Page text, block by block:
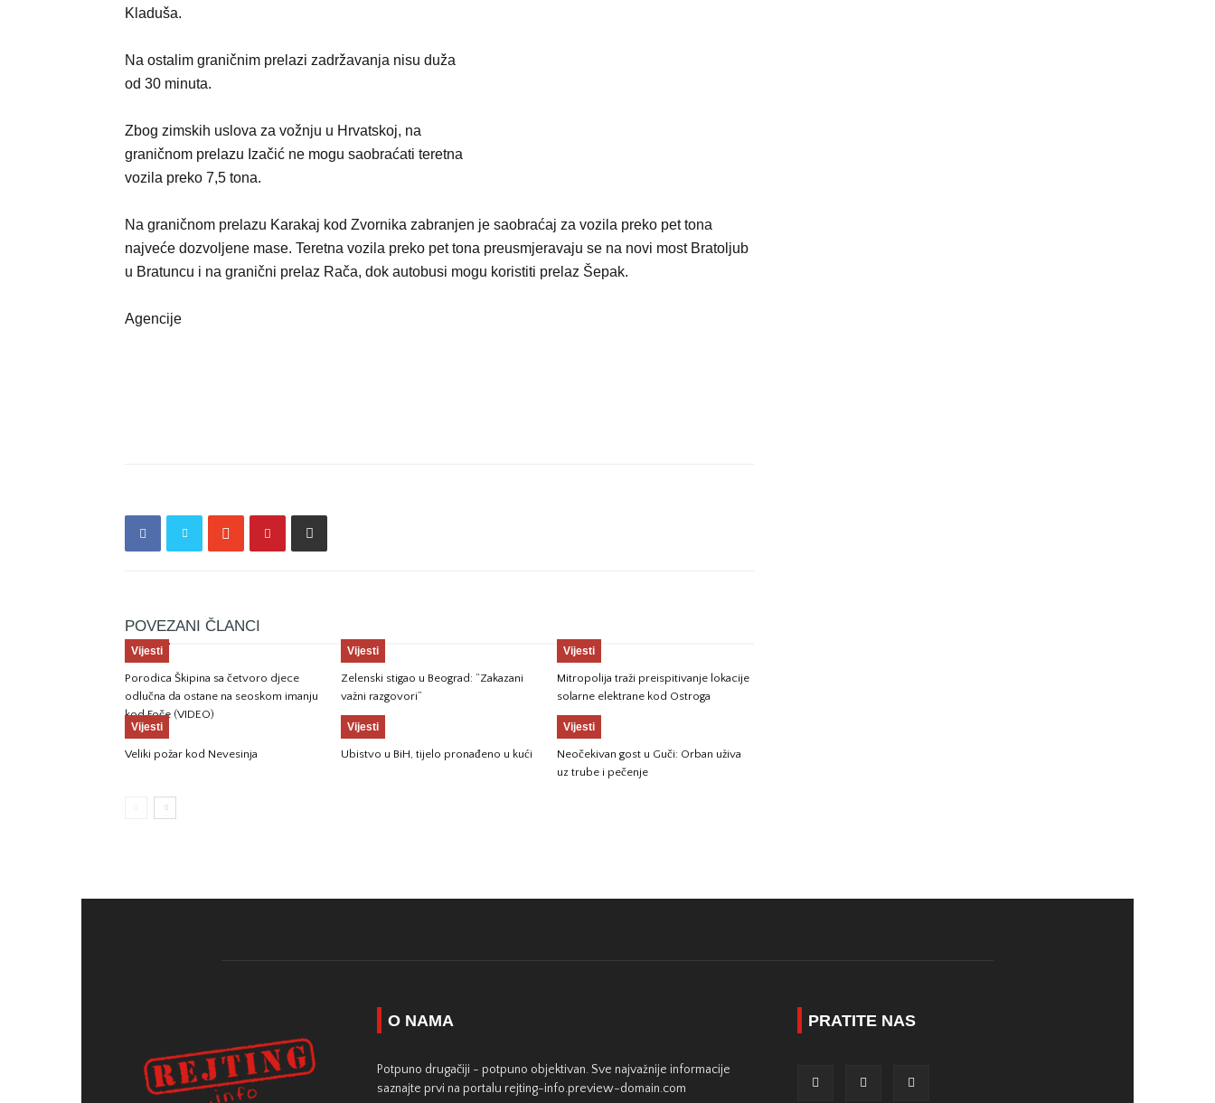
Kladuša.
Na ostalim graničnim prelazi zadržavanja nisu duža
od 30 minuta.
Zbog zimskih uslova za vožnju u Hrvatskoj, na
graničnom prelazu Izačić ne mogu saobraćati teretna
vozila preko 7,5 tona.
Na graničnom prelazu Karakaj kod Zvornika zabranjen je saobraćaj za vozila preko pet tona
najveće dozvoljene mase. Teretna vozila preko pet tona preusmjeravaju se na novi most Bratoljub
u Bratuncu i na granični prelaz Rača, dok autobusi mogu koristiti prelaz Šepak.
Agencije
POVEZANI ČLANCI
Vijesti
Porodica Škipina sa četvoro djece
odlučna da ostane na seoskom imanju
kod Foče (VIDEO)
Vijesti
Zelenski stigao u Beograd: “Zakazani
važni razgovori”
Vijesti
Mitropolija traži preispitivanje lokacije
solarne elektrane kod Ostroga
Vijesti
Veliki požar kod Nevesinja
Vijesti
Ubistvo u BiH, tijelo pronađeno u kući
Vijesti
Neočekivan gost u Guči: Orban uživa
uz trube i pečenje
O NAMA
Potpuno drugačiji - potpuno objektivan. Sve najvažnije informacije
saznajte prvi na portalu rejting-info.preview-domain.com
PRATITE NAS